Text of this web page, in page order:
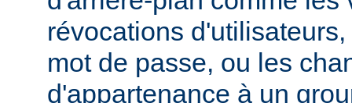
révocations
mot de passe, ou les
d'appartenance à un